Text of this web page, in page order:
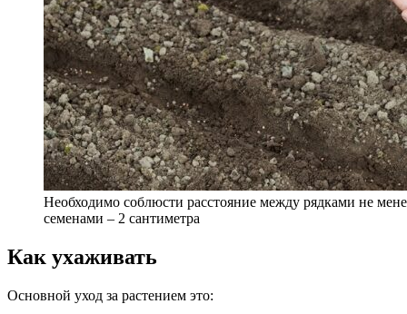
Необходимо соблюсти расстояние между рядками не
семенами – 2 сантиметра
Как ухаживать
Основной уход за растением это: